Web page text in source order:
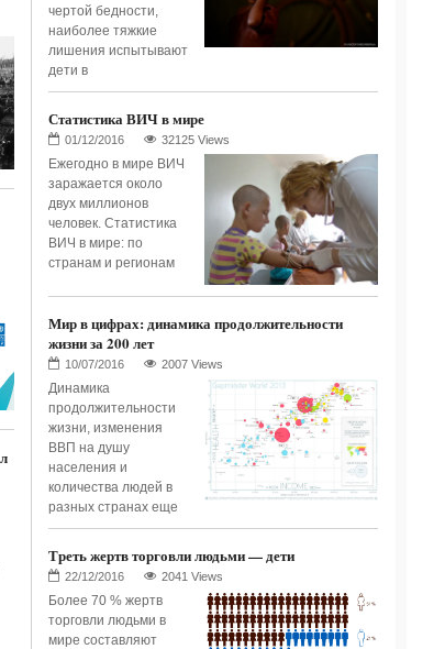
чертой бедности,
наиболее тяжкие
лишения испытывают
дети в
Статистика ВИЧ в мире
32125 Views
Ежегодно в мире ВИЧ
заражается около
двух миллионов
человек. Статистика
ВИЧ в мире: по
странам и регионам
Мир в цифрах: динамика продолжительности
жизни за 200 лет
2007 Views
Динамика
продолжительности
жизни, изменения
ВВП на душу
населения и
количества людей в
разных странах еще
Треть жертв торговли людьми — дети
2041 Views
Более 70 % жертв
торговли людьми в
мире составляют